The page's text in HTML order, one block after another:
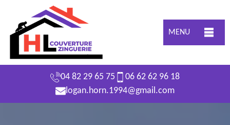
MENU
04 82 29 65 75
06 62 62 96 18
logan.horn.1994@gmail.com